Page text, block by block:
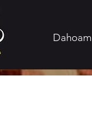
Dahoam